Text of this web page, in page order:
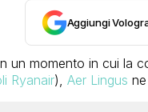
Aggiungi
un momento in cui la
Ryanair), Aer Lingus